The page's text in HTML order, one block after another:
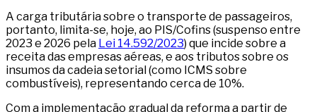
A carga tributária sobre o transporte de passageiros,
portanto, limita-se, hoje, ao PIS/Cofins (suspenso entre
2023 e 2026 pela Lei 14.592/2023) que incide sobre a
receita das empresas aéreas, e aos tributos sobre os
insumos da cadeia setorial (como ICMS sobre
combustíveis), representando cerca de 10%.
Com a implementação gradual da reforma a partir de